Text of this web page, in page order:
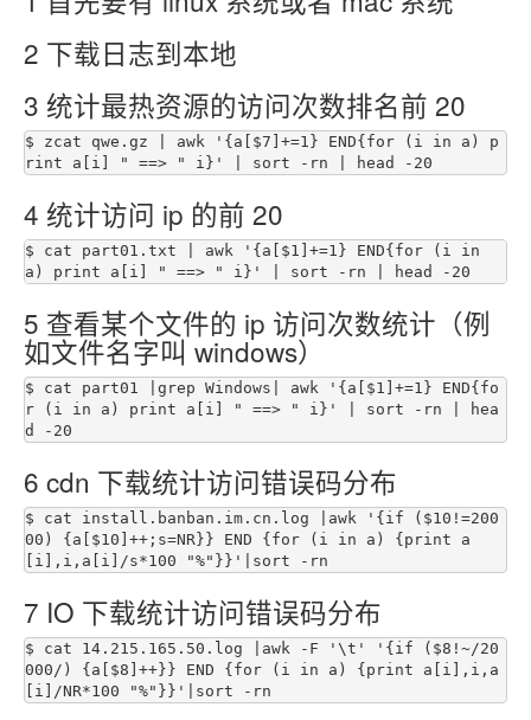
2 下载日志到本地
3 统计最热资源的访问次数排名前 20
$ zcat qwe.gz | awk '{a[$7]+=1} END{for (i in a) p
4 统计访问 ip 的前 20
$ cat part01.txt | awk '{a[$1]+=1} END{for (i in
5 查看某个文件的 ip 访问次数统计（例
如文件名字叫 windows）
$ cat part01 |grep Windows| awk '{a[$1]+=1} END{fo
r (i in a) print a[i] " ==> " i}' | sort -rn | hea
6 cdn 下载统计访问错误码分布
$ cat install.banban.im.cn.log |awk '{if ($10!=200
00) {a[$10]++;s=NR}} END {for (i in a) {print a
7 IO 下载统计访问错误码分布
$ cat 14.215.165.50.log |awk -F '\t' '{if ($8!~/20
000/) {a[$8]++}} END {for (i in a) {print a[i],i,a